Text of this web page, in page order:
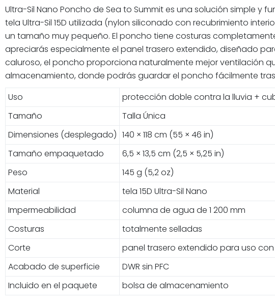
Ultra-Sil Nano Poncho de Sea to Summit es una solución simple y
tela Ultra-Sil 15D utilizada (nylon siliconado con recubrimiento
un tamaño muy pequeño. El poncho tiene costuras
apreciarás especialmente el panel trasero extendido, diseñado
caluroso, el poncho proporciona naturalmente mejor ventilación
almacenamiento, donde podrás guardar el poncho fácilmente tras
Uso
protección doble contra la lluvia +
Tamaño
Talla Única
Dimensiones (desplegado) 140 × 118 cm (55 × 46 in)
Tamaño empaquetado
6,5 × 13,5 cm (2,5 × 5,25 in)
Peso
145 g (5,2 oz)
Material
tela 15D Ultra-Sil Nano
Impermeabilidad
columna de agua de 1 200 mm
Costuras
totalmente selladas
Corte
panel trasero extendido para uso
Acabado de superficie
DWR sin PFC
Incluido en el paquete
bolsa de almacenamiento